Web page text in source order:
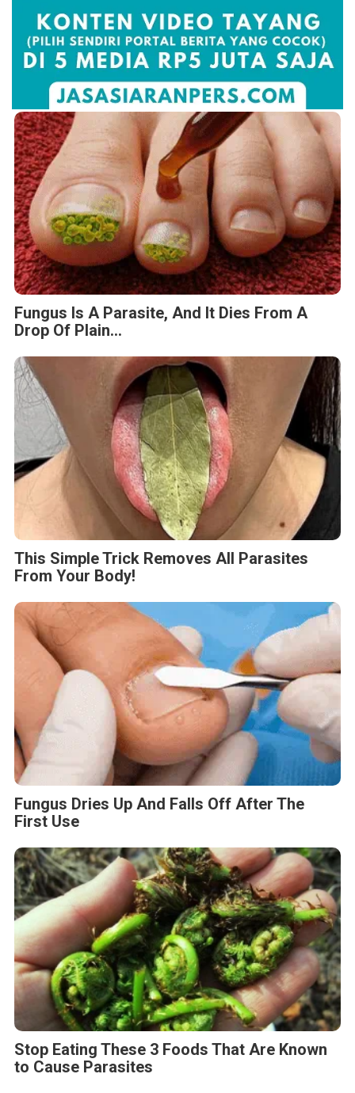
Fungus Is A Parasite, And It Dies From A
Drop Of Plain...
This Simple Trick Removes All Parasites
From Your Body!
Fungus Dries Up And Falls Off After The
First Use
Stop Eating These 3 Foods That Are Known
to Cause Parasites